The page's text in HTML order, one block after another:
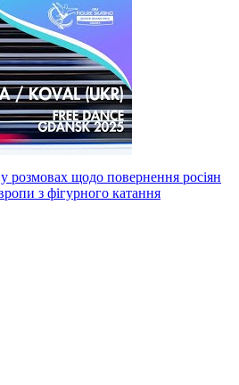
розмовах щодо повернення росіян
з фігурного катання